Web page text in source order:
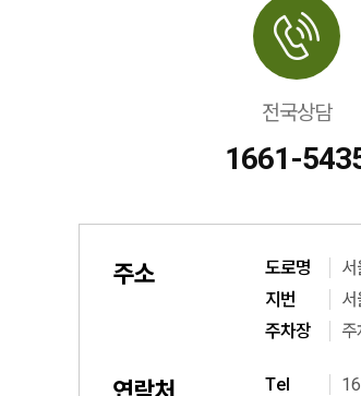
전국상담
1661-
주소 도로명
서
지번
서
주차장
주
Tel